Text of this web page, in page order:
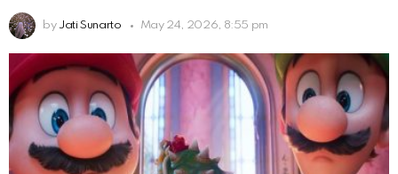
by Jati Sunarto May 24, 2026, 8:55 pm